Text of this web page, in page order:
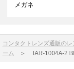
メガネ
コンタクトレンズ通販のレ
ーム
＞ TAR-1004A-2